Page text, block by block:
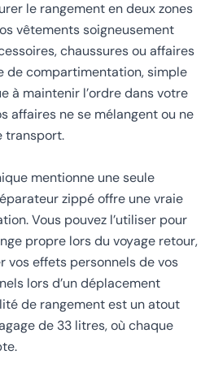
le rangement en deux zones
vêtements soigneusement
chaussures ou affaires
de compartimentation, simple
à maintenir l’ordre dans votre
affaires ne se mélangent ou ne
transport.
mentionne une seule
zippé offre une vraie
Vous pouvez l’utiliser pour
propre lors du voyage retour,
vos effets personnels de vos
lors d’un déplacement
de rangement est un atout
de 33 litres, où chaque